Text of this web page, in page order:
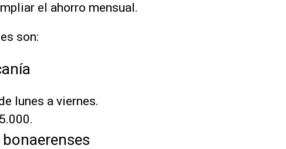
el ahorro mensual.
son:
lunes a viernes.